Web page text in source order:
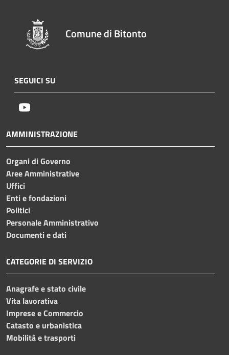
Comune di Bitonto
SEGUICI SU
AMMINISTRAZIONE
Organi di Governo
Aree Amministrative
Uffici
Enti e fondazioni
Politici
Personale Amministrativo
Documenti e dati
CATEGORIE DI SERVIZIO
Anagrafe e stato civile
Vita lavorativa
Imprese e Commercio
Catasto e urbanistica
Mobilità e trasporti